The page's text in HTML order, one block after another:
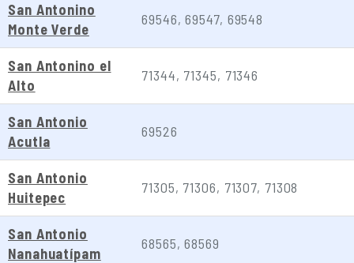
San Antonino
Monte Verde
69546, 69547, 69548
San Antonino el
Alto
71344, 71345, 71346
San Antonio
Acutla
69526
San Antonio
Huitepec
71305, 71306, 71307, 71308
San Antonio
Nanahuatípam
68565, 68569